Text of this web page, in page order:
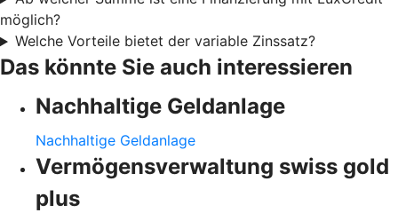
möglich?
Welche Vorteile bietet der variable Zinssatz?
Das könnte Sie auch interessieren
Nachhaltige Geldanlage
Nachhaltige Geldanlage
Vermögensverwaltung swiss gold
plus